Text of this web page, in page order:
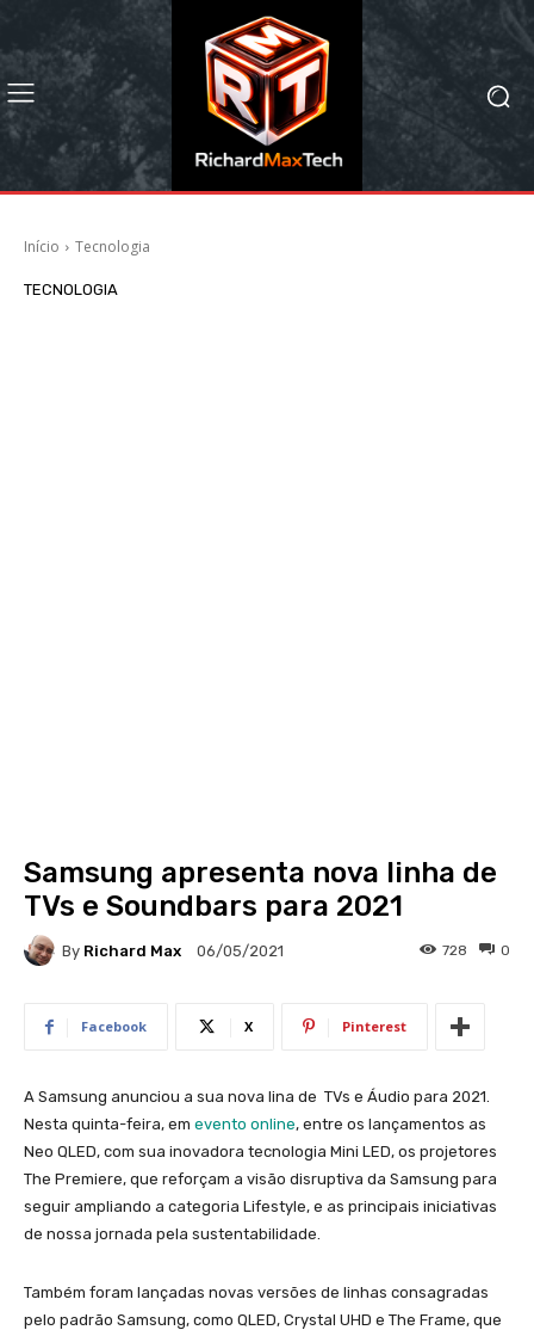
Início Tecnologia
TECNOLOGIA
Samsung apresenta nova linha de
TVs e Soundbars para 2021
By Richard Max 06/05/2021 0
728
Facebook X Pinterest
A Samsung anunciou a sua nova lina de TVs e Áudio para 2021.
Nesta quinta-feira, em evento online, entre os lançamentos as
Neo QLED, com sua inovadora tecnologia Mini LED, os projetores
The Premiere, que reforçam a visão disruptiva da Samsung para
seguir ampliando a categoria Lifestyle, e as principais iniciativas
de nossa jornada pela sustentabilidade.
Também foram lançadas novas versões de linhas consagradas
pelo padrão Samsung, como QLED, Crystal UHD e The Frame, que